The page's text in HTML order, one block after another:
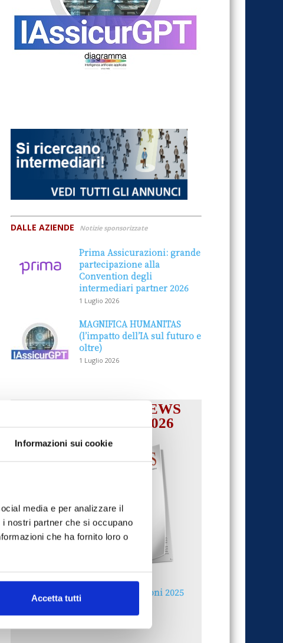
Informazioni sui cookie
media e per analizzare il
nostri partner che si occupano
che ha fornito loro o
Accetta tutti
DALLE AZIENDE Notizie sponsorizzate
Prima Assicurazioni: grande
partecipazione alla
Convention degli
intermediari partner 2026
1 Luglio 2026
MAGNIFICA HUMANITAS
(l’impatto dell’IA sul futuro e
oltre)
1 Luglio 2026
IL MENSILE ASSINEWS
LUGLIO-AGOSTO 2026
Reclami e sanzioni 2025